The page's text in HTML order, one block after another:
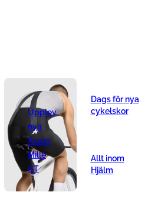
Upplev
nya
Assos
Mille
GT
Dags för nya
cykelskor
Allt inom
Hjälm